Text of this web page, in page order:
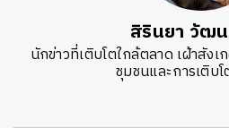
สิรินยา วัฒ
นักข่าวที่เติบโตใกล้ตลาด เฝ้าสัง
ชุมชนและการเติบโ